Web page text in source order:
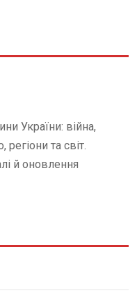
України: війна,
регіони та світ.
й оновлення